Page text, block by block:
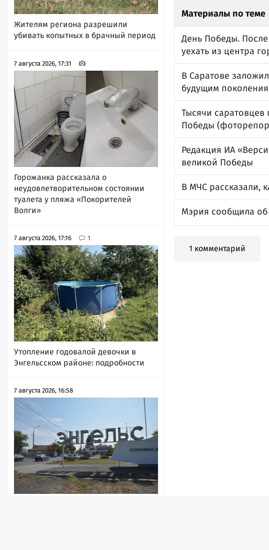
Жителям региона разрешили
убивать копытных в брачный период
7 августа 2026, 17:31
Горожанка рассказала о
неудовлетворительном состоянии
туалета у пляжа «Покорителей
Волги»
7 августа 2026, 17:16 1
Утопление годовалой девочки в
Энгельсском районе: подробности
7 августа 2026, 16:58
Материалы по теме
День Победы.
уехать из центра
В Саратове
будущим
Тысячи
Победы
Редакция ИА
великой Победы
В МЧС рассказали,
Мэрия сообщила
1 комментарий